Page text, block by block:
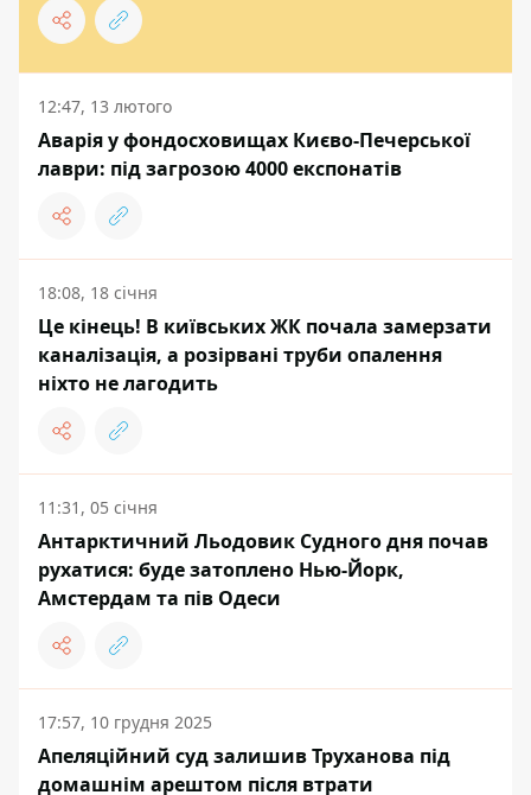
12:47, 13 лютого
Аварія у фондосховищах Києво-Печерської
лаври: під загрозою 4000 експонатів
18:08, 18 січня
Це кінець! В київських ЖК почала замерзати
каналізація, а розірвані труби опалення
ніхто не лагодить
11:31, 05 січня
Антарктичний Льодовик Судного дня почав
рухатися: буде затоплено Нью-Йорк,
Амстердам та пів Одеси
17:57, 10 грудня 2025
Апеляційний суд залишив Труханова під
домашнім арештом після втрати